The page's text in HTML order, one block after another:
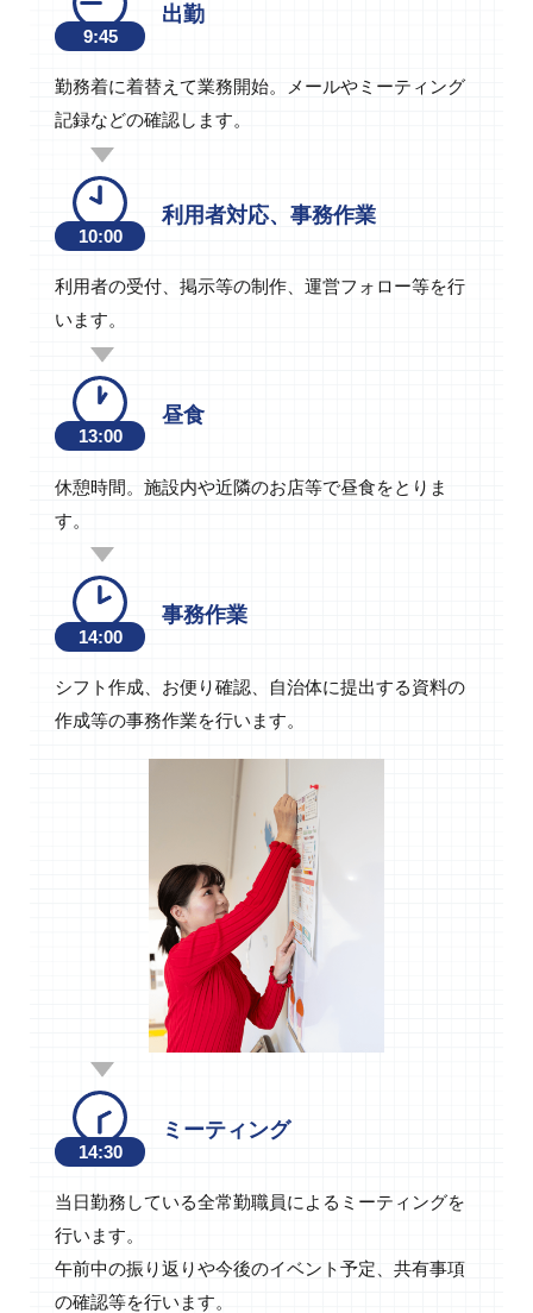
9:45
出勤
勤務着に着替えて業務開始。メールやミーティング
記録などの確認します。
10:00
利用者対応、事務作業
利用者の受付、掲示等の制作、運営フォロー等を行
います。
13:00
昼食
休憩時間。施設内や近隣のお店等で昼食をとりま
す。
14:00
事務作業
シフト作成、お便り確認、自治体に提出する資料の
作成等の事務作業を行います。
14:30
ミーティング
当日勤務している全常勤職員によるミーティングを
行います。
午前中の振り返りや今後のイベント予定、共有事項
の確認等を行います。